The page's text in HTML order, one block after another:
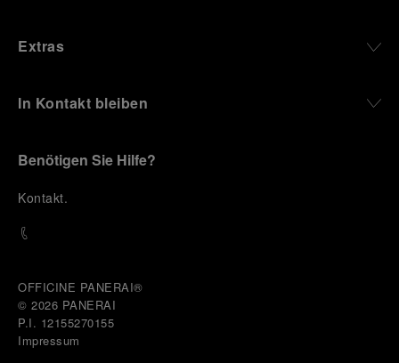
Extras
In Kontakt bleiben
Benötigen Sie Hilfe?
Kontakt.
OFFICINE PANERAI®
© 2026 PANERAI
P.I. 12155270155
Impressum